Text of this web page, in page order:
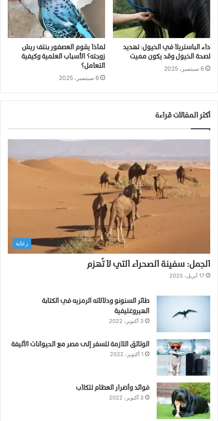
داء الباستريلا في الخيول: تهديد
لصحة الخيول وقد يكون مميت
6 سبتمبر، 2025
لماذا يقوم العصفور بنتف ريش
زوجته؟ الأسباب العلمية وكيفية
التعامل؟
6 سبتمبر، 2025
أكثر المقالات قراءة
رعاية
الجمل: سفينة الصحراء التي لا تُهزم
17 أبريل، 2025
طائر السنونو ودلالاته الرمزيه في الكتابة
الهيروغليفية
3 أكتوبر، 2022
الوثائق اللازمة للسفر إلى مصر مع الحيوانات الأليفة
1 أكتوبر، 2022
فوائد وأضرار العظام للكلاب
3 أكتوبر، 2022